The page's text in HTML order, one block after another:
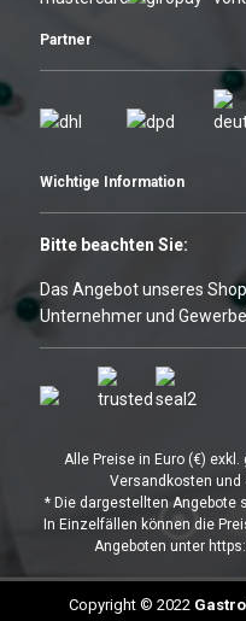
Partner
Wichtige Information
Bitte beachten Sie:
Das Angebot unseres
Unternehmer und
Alle Preise in Euro (€)
Versandkosten und
* Die dargestellten Angebote
In Einzelfällen können die
Angeboten unter
Copyright © 2022